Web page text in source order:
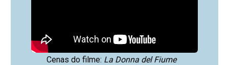
Cenas do filme: La Donna del Fiume